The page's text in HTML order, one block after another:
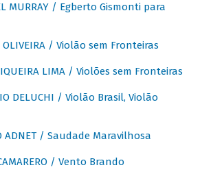
MURRAY / Egberto Gismonti para
OLIVEIRA / Violão sem Fronteiras
LIMA / Violões sem Fronteiras
DELUCHI / Violão Brasil, Violão
ADNET / Saudade Maravilhosa
/ Vento Brando